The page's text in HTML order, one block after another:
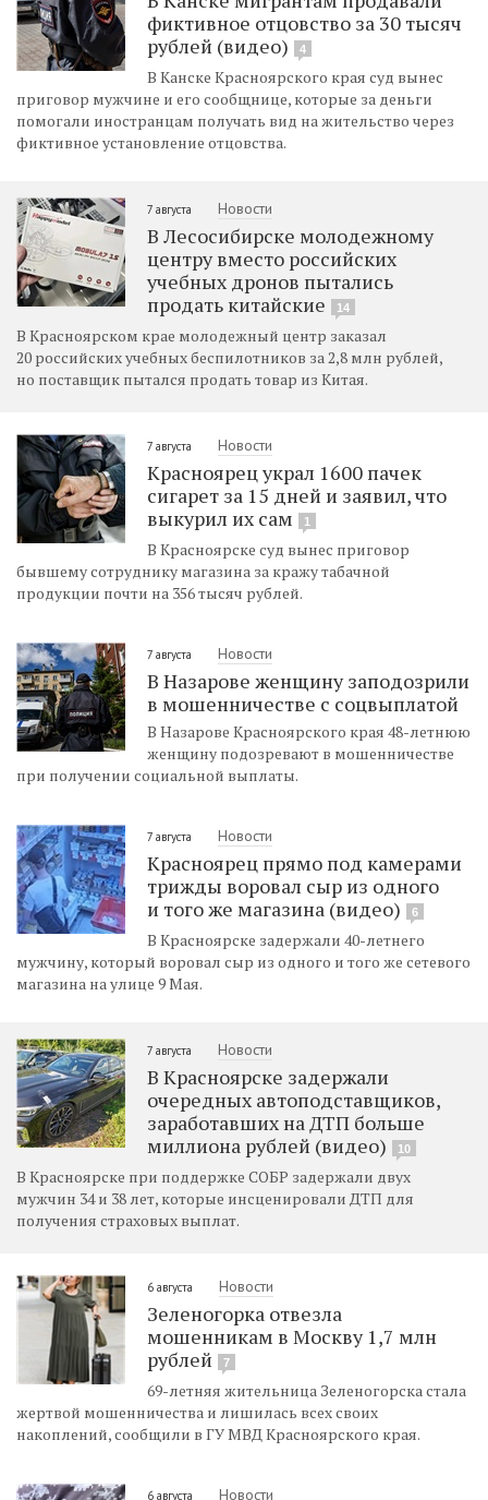
фиктивное отцовство за 30 тысяч
рублей (видео)
4
В Канске Красноярского края суд вынес
приговор мужчине и его сообщнице, которые за деньги
помогали иностранцам получать вид на жительство через
фиктивное установление отцовства.
7 августа Новости
В Лесосибирске молодежному
центру вместо российских
учебных дронов пытались
продать китайские
14
В Красноярском крае молодежный центр заказал
20 российских учебных беспилотников за 2,8 млн рублей,
но поставщик пытался продать товар из Китая.
7 августа Новости
Красноярец украл 1600 пачек
сигарет за 15 дней и заявил, что
выкурил их сам
1
В Красноярске суд вынес приговор
бывшему сотруднику магазина за кражу табачной
продукции почти на 356 тысяч рублей.
7 августа Новости
В Назарове женщину заподозрили
в мошенничестве с соцвыплатой
В Назарове Красноярского края 48-летнюю
женщину подозревают в мошенничестве
при получении социальной выплаты.
7 августа Новости
Красноярец прямо под камерами
трижды воровал сыр из одного
и того же магазина (видео)
6
В Красноярске задержали 40-летнего
мужчину, который воровал сыр из одного и того же сетевого
магазина на улице 9 Мая.
7 августа Новости
В Красноярске задержали
очередных автоподставщиков,
заработавших на ДТП больше
миллиона рублей (видео)
10
В Красноярске при поддержке СОБР задержали двух
мужчин 34 и 38 лет, которые инсценировали ДТП для
получения страховых выплат.
6 августа Новости
Зеленогорка отвезла
мошенникам в Москву 1,7 млн
рублей
7
69-летняя жительница Зеленогорска стала
жертвой мошенничества и лишилась всех своих
накоплений, сообщили в ГУ МВД Красноярского края.
6 августа Новости